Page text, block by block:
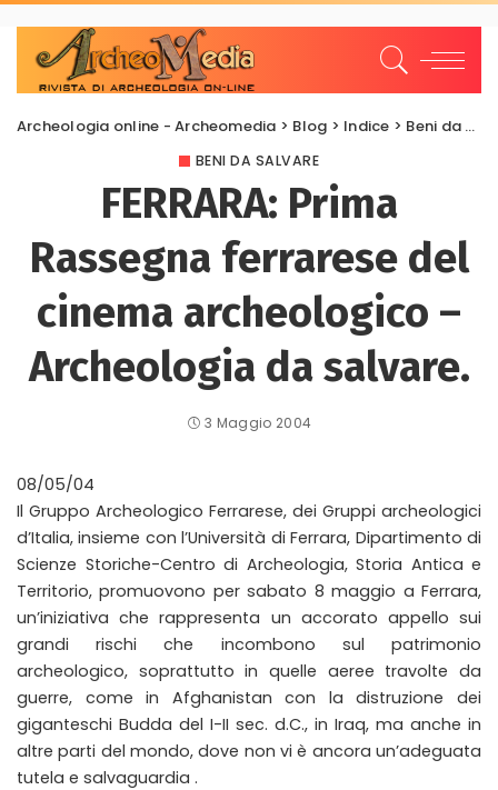
Archeologia online - Archeomedia > Blog > Indice > Beni da salvare
BENI DA SALVARE
FERRARA: Prima
Rassegna ferrarese del
cinema archeologico –
Archeologia da salvare.
3 Maggio 2004
08/05/04
Il Gruppo Archeologico Ferrarese, dei Gruppi archeologici
d’Italia, insieme con l’Università di Ferrara, Dipartimento di
Scienze Storiche-Centro di Archeologia, Storia Antica e
Territorio, promuovono per sabato 8 maggio a Ferrara,
un’iniziativa che rappresenta un accorato appello sui
grandi rischi che incombono sul patrimonio
archeologico, soprattutto in quelle aeree travolte da
guerre, come in Afghanistan con la distruzione dei
giganteschi Budda del I-II sec. d.C., in Iraq, ma anche in
altre parti del mondo, dove non vi è ancora un’adeguata
tutela e salvaguardia .